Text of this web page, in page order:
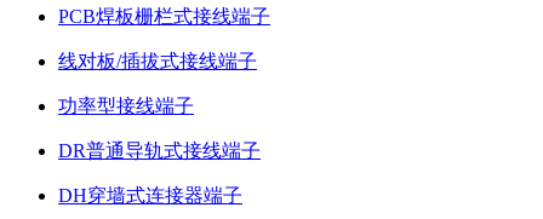
PCB焊板栅栏式接线端子
线对板/插拔式接线端子
功率型接线端子
DR普通导轨式接线端子
DH穿墙式连接器端子